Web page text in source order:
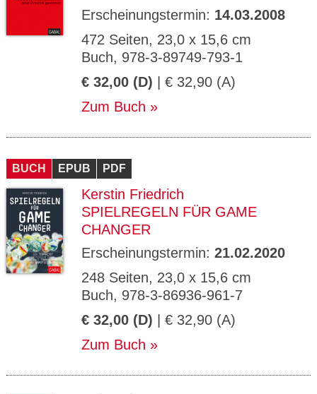
Erscheinungstermin: 14.03.2008
472 Seiten, 23,0 x 15,6 cm
Buch, 978-3-89749-793-1
€ 32,00 (D) | € 32,90 (A)
Zum Buch
BUCH EPUB PDF
Kerstin Friedrich
SPIELREGELN FÜR GAME
CHANGER
Erscheinungstermin: 21.02.2020
248 Seiten, 23,0 x 15,6 cm
Buch, 978-3-86936-961-7
€ 32,00 (D) | € 32,90 (A)
Zum Buch